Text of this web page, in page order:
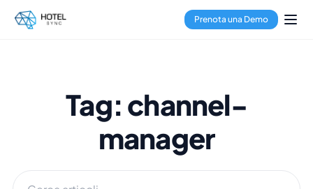
Prenota una Demo
Tag: channel-
manager